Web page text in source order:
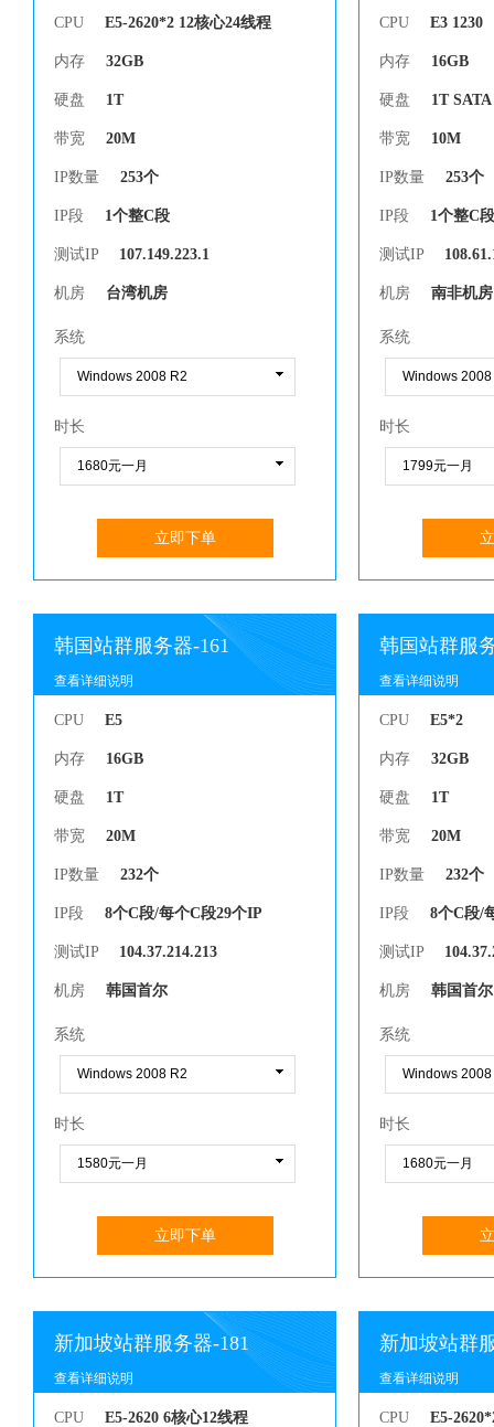
CPU E5-2620*2 12核心24线程
内存 32GB
硬盘 1T
带宽 20M
IP数量 253个
IP段 1个整C段
测试IP 107.149.223.1
机房 台湾机房
系统
时长
立即下单
CPU E3 1230
内存 16GB
硬盘 1T SATA
带宽 10M
IP数量 253个
IP段 1个整C段
测试IP
机房 南非机房
系统
时长
韩国站群服务器-161
查看详细说明
CPU E5
内存 16GB
硬盘 1T
带宽 20M
IP数量 232个
IP段 8个C段/每个C段29个IP
测试IP 104.37.214.213
机房 韩国首尔
系统
时长
立即下单
韩国站群服
查看详细说明
CPU E5*2
内存 32GB
硬盘 1T
带宽 20M
IP数量 232个
IP段 8个C段/
测试IP
机房 韩国首尔
系统
时长
新加坡站群服务器-181
查看详细说明
CPU E5-2620 6核心12线程
新加坡站群
查看详细说明
CPU E5-